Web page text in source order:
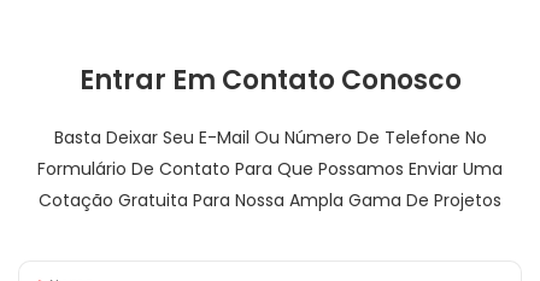
Entrar Em Contato Conosco
Basta Deixar Seu E-Mail Ou Número De Telefone No
Formulário De Contato Para Que Possamos Enviar Uma
Cotação Gratuita Para Nossa Ampla Gama De Projetos